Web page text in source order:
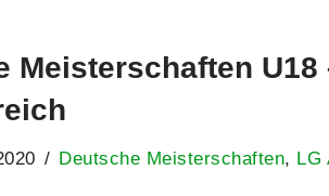
Meisterschaften U18
Deutsche Meisterschaften, LG